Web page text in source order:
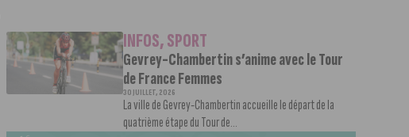
INFOS,SPORT
Gevrey-Chambertin s’anime avec le Tour
de France Femmes
30 JUILLET, 2026
La ville de Gevrey-Chambertin accueille le départ de la
quatrième étape du Tour de...